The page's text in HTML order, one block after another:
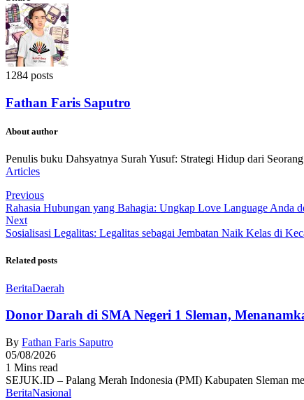
1284 posts
Fathan Faris Saputro
About author
Penulis buku Dahsyatnya Surah Yusuf: Strategi Hidup dari
Articles
Previous
Rahasia Hubungan yang Bahagia: Ungkap Love Language Anda
Next
Sosialisasi Legalitas: Legalitas sebagai Jembatan Naik Kelas di
Related posts
BeritaDaerah
Donor Darah di SMA Negeri 1 Sleman,
By Fathan Faris Saputro
05/08/2026
1 Mins read
SEJUK.ID – Palang Merah Indonesia (PMI) Kabupaten Sleman
BeritaNasional